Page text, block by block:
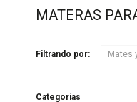
MATERAS
Filtrando por: Mates
Categorías